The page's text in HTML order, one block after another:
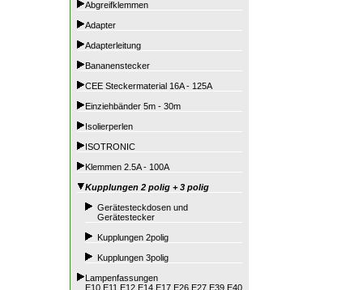
Abgreifklemmen
Adapter
Adapterleitung
Bananenstecker
CEE Steckermaterial 16A - 125A
Einziehbänder 5m - 30m
Isolierperlen
ISOTRONIC
Klemmen 2.5A - 100A
Kupplungen 2 polig + 3 polig
Gerätesteckdosen und
Gerätestecker
Kupplungen 2polig
Kupplungen 3polig
Lampenfassungen
E10,E11,E12,E14,E17,E26,E27,E39,E40